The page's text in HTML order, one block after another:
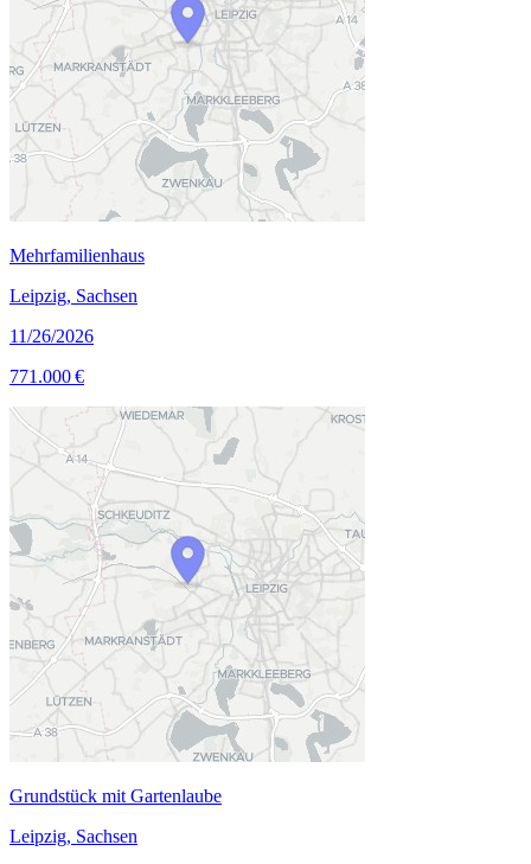
Mehrfamilienhaus
Leipzig, Sachsen
11/26/2026
771.000 €
Grundstück mit Gartenlaube
Leipzig, Sachsen